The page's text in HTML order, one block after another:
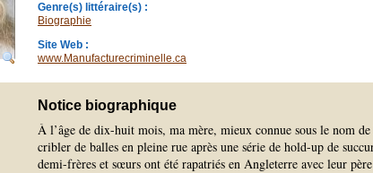
Genre(s) littéraire(s) :
Biographie
Site Web :
www.Manufacturecriminelle.ca
Notice biographique
À l’âge de dix-huit mois, ma mère, mieux connue sous le nom
cribler de balles en pleine rue après une série de hold-up de
demi-frères et sœurs ont été rapatriés en Angleterre avec leur